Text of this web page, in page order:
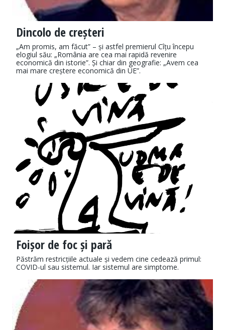
Dincolo de creșteri
„Am promis, am făcut” – și astfel premierul Cîțu începu
elogiul său: „România are cea mai rapidă revenire
economică din istorie”. Și chiar din geografie: „Avem cea
mai mare creștere economică din UE”.
Foișor de foc și pară
Păstrăm restricțiile actuale și vedem cine cedează primul:
COVID-ul sau sistemul. Iar sistemul are simptome.